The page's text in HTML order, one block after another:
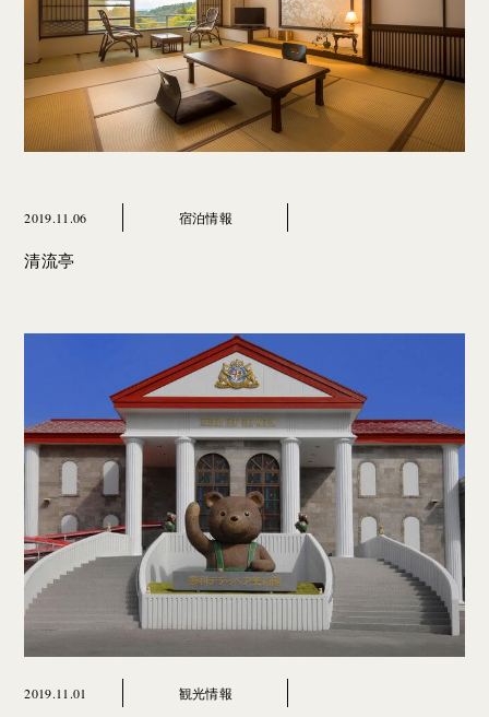
2019.11.06 宿泊情報
清流亭
2019.11.01 観光情報